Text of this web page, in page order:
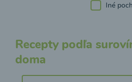
Iné
Recepty podľa
doma